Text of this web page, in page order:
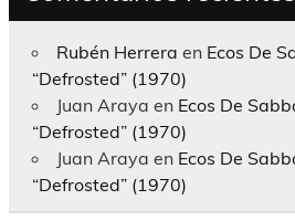
Rubén Herrera en Ecos De
“Defrosted” (1970)
Juan Araya en Ecos De
“Defrosted” (1970)
Juan Araya en Ecos De
“Defrosted” (1970)